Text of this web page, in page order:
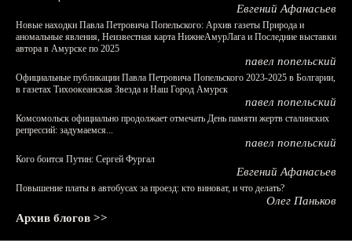
Евгений Афанасьев
Новые находки Павла Петровича Попельского: Архив газеты Природа и
аномальные явления, Неизвестная карта НижнеАмурЛага и Последние выставки
автора в Амурске по 2025
павел попельский
Официальные публикации Павла Петровича Попельского 2023-2025 в Болгарии,
в газетах Тихоокеанская Звезда и Наш Город Амурск
павел попельский
Комсомольск официально продолжает отмечать День памяти жертв сталинских
репрессий: задумаемся...
павел попельский
Кого боится Путин: Сергей Фургал
Евгений Афанасьев
Повышение платы в автобусах за проезд: кто виноват, и что делать?
Олег Паньков
Архив блогов >>